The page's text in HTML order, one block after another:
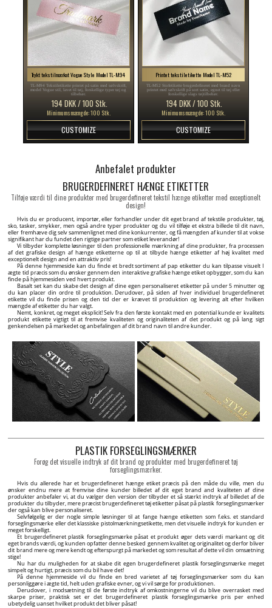
Trykt tekstilmærkat Vogue Style Model TL-M94
TL-M94 Tekstiletikette printet på satin med sølvskrift,
model Vogue stil, lavet til tøj, forskellige typer tøj og
tilbehør.
194 DKK / 100 Stk.
Minimumsmængde: 100 Stk.
CUSTOMIZE
Printet tekstiletikette Model TL-M52
TL-M52 Stofetikette brugerdefineret med brand navn
printet med sølvskrift på sort satin, egnet til tøj eller
forskellige slags tøjtilbehør.
194 DKK / 100 Stk.
Minimumsmængde: 100 Stk.
CUSTOMIZE
Anbefalet produkter
BRUGERDEFINERET HÆNGE ETIKETTER
Tilføje værdi til dine produkter med brugerdefineret tekstil hænge etiketter med exceptionelt
design!
Hvis du er producent, importør, eller forhandler under dit eget brand af tekstile produkter, tøj,
sko, tasker, smykker, men også andre typer produkter og du vil tilføje et ekstra billede til dit navn,
eller fremhæve dig selv sammenlignet med dine konkurrenter, og få mængden af kunder til at vokse
signifikant har du fundet den rigtige partner som etiket leverandør!
Vi tilbyder komplette løsninger til den professionelle mærkning af dine produkter, fra processen
af det grafiske design af hænge etiketterne op til at tilbyde hænge etiketter af høj kvalitet med
exceptionelt design and en attraktiv pris!
På denne hjemmeside kan du finde et bredt sortiment af pap etiketter du kan tilpasse visuelt I
ægte tid præcis som du ønsker gennem den interaktive grafiske hænge etiket opbygger, som du kan
finde på hjemmesiden ved hvert produkt.
Basalt set kan du skabe det design af dine egen personaliseret etiketter på under 5 minutter og
du kan placer din ordre til produktion. Derudover, på siden af hver individuel brugerdefineret
etikette vil du finde prisen og den tid der er krævet til produktion og levering alt efter hvilken
mængde af etiketter du har valgt.
Nemt, konkret, og meget eksplicit! Selv fra den første kontakt med en potential kunde er kvalitets
produkt etikette vigtigt til at fremvise kvaliteten og originaliteten af det produkt og på lang sigt
genkendelsen på markedet og anbefalingen af dit brand navn til andre kunder.
PLASTIK FORSEGLINGSMÆRKER
Forøg det visuelle indtryk af dit brand og produkter med brugerdefineret tøj
forseglingsmærker.
Hvis du allerede har et brugerdefineret hænge etiket præcis på den måde du ville, men du
ønsker endnu mere at fremvise dine kunder billedet af dit eget brand and kvaliteten af dine
produkter anbefaler vi, at du vælger den version der tilbyder et så stærkt indtryk af billedet af de
produkter du tilbyder, mere præcist brugerdefineret tøj etiketter påsat på plastik forseglingsmærker
der også kan blive personaliseret.
Selvfølgelig er der nogle simple løsninger til at fange hænge etiketten som f.eks. et standard
forseglingsmærke eller det klassiske pistolmærkningsetikette, men det visuelle indtryk for kunden er
meget forskelligt.
Et brugerdefineret plastik forseglingsmærke påsat et produkt øger dets værdi markant og dit
eget brands værdi, og kunden opfatter denne besked gennem kvalitet og originalitet og derfor bliver
dit brand mere og mere kendt og efterspurgt på markedet og som resultat af dette vil din omsætning
stige!
Nu har du muligheden for at skabe dit egen brugerdefineret plastik forseglingsmærke meget
simpelt og hurtigt, præcis som du bil have det!
På denne hjemmeside vil du finde en bred varietet af tøj forseglingsmærker som du kan
personliggøre i ægte tid, helt uden grafiske evner, og vi vil sørge for produktionen.
Derudover, i modsætning til de første indtryk af omkostningerne vil du blive overrasket med
skarpe priser, praktisk set er det brugerdefineret plastik forseglingsmærke pris per enhed
ubetydelig uanset hvilket produkt det bliver påsat!